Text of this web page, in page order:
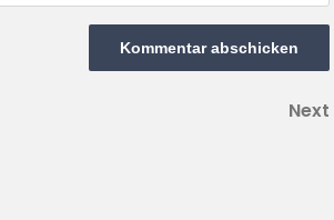
Next